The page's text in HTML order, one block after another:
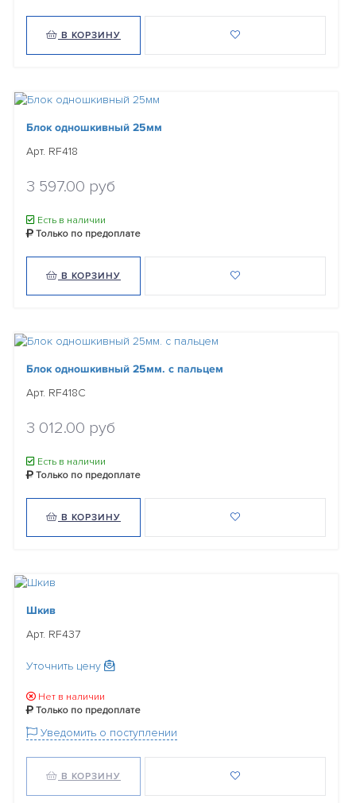
В КОРЗИНУ
Блок одношкивный 25мм
Арт. RF418
3 597.00 руб
Есть в наличии
Только по предоплате
В КОРЗИНУ
Блок одношкивный 25мм. с пальцем
Арт. RF418C
3 012.00 руб
Есть в наличии
Только по предоплате
В КОРЗИНУ
Шкив
Арт. RF437
Уточнить цену
Нет в наличии
Только по предоплате
Уведомить о поступлении
В КОРЗИНУ